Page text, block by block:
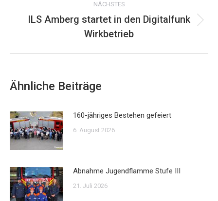
NÄCHSTES
Beitrag:
ILS Amberg startet in den Digitalfunk
Wirkbetrieb
Ähnliche Beiträge
160-jähriges Bestehen gefeiert
6. August 2026
Abnahme Jugendflamme Stufe III
21. Juli 2026